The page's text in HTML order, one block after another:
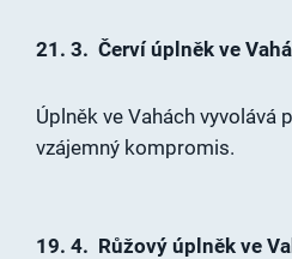
21. 3. Červí úplněk ve
Úplněk ve Vahách
vzájemný kompromis.
19. 4. Růžový úplněk ve